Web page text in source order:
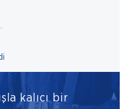
kalıcı bir